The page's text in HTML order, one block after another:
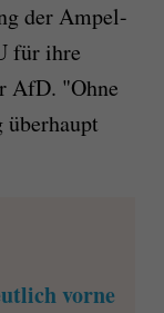
der Ampel-
für ihre
AfD. "Ohne
vorne